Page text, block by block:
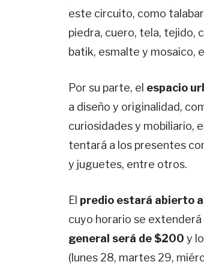
este circuito, como
piedra, cuero, tela, tejido,
batik, esmalte y mosaico,
Por su parte, el espacio
a diseño y originalidad,
curiosidades y mobiliario,
tentará a los presentes
y juguetes, entre otros.
El predio estará abierto
cuyo horario se extenderá
general será de $200 y
(lunes 28, martes 29,